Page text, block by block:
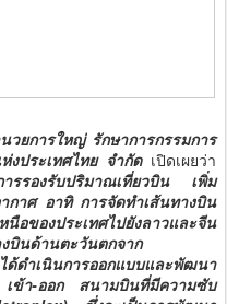
วยการใหญ่ รักษาการกรรมการ
ประเทศไทย จำกัดเปิดเผยว่า
ารรองรับปริมาณเที่ยวบิน เพิ่ม
กาศ อาทิ การจัดทำเส้นทางบิน
อของประเทศไปยังลาวและจีน
บินด้านตะวันตกจาก
ดำเนินการออกแบบและพัฒนา
เข้า-ออก สนามบินที่มีความซับ